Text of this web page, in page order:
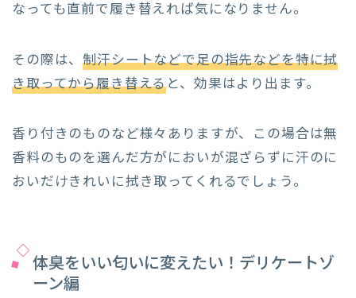
なっても直前で履き替えれば気になりません。
その際は、制汗シートなどで足の指先などを特に拭
き取ってから履き替えると、効果はより出ます。
香り付きのものなど様々ありますが、この場合は無
香料のものを選んだ方がにおいが混ざらずに汗のに
おいだけきれいに拭き取ってくれるでしょう。
体臭をいい匂いに変えたい！デリケートゾ
ーン編